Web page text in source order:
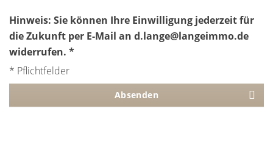
Hinweis: Sie können Ihre Einwilligung jederzeit für
die Zukunft per E-Mail an d.lange@langeimmo.de
widerrufen. *
* Pflichtfelder
Absenden